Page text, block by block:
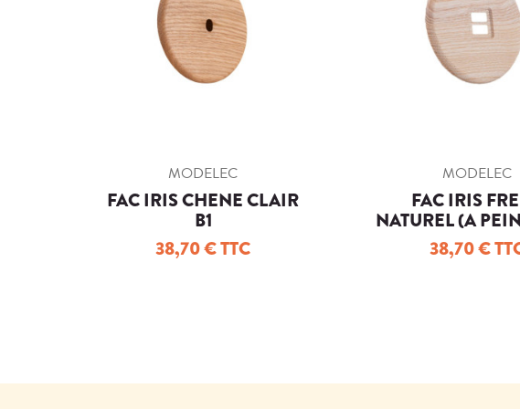
MODELEC
FAC IRIS CHENE CLAIR
B1
38,70 € TTC
MODELEC
FAC IRIS
NATUREL (A
U1
38,70 €